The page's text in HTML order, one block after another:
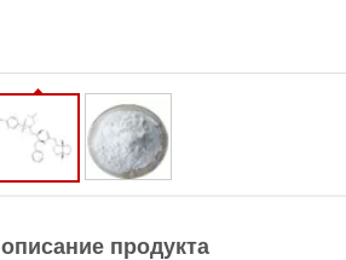
описание продукта